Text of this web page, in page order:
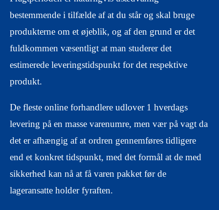
bestemmende i tilfælde af at du står og skal bruge
produkterne om et øjeblik, og af den grund er det
fuldkommen væsentligt at man studerer det
estimerede leveringstidspunkt for det respektive
produkt.
De fleste online forhandlere udlover 1 hverdags
levering på en masse varenumre, men vær på vagt da
det er afhængig af at ordren gennemføres tidligere
end et konkret tidspunkt, med det formål at de med
sikkerhed kan nå at få varen pakket før de
lageransatte holder fyraften.